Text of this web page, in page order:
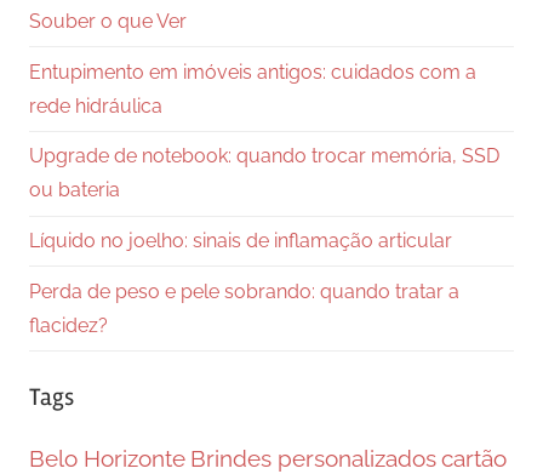
Souber o que Ver
Entupimento em imóveis antigos: cuidados com a
rede hidráulica
Upgrade de notebook: quando trocar memória, SSD
ou bateria
Líquido no joelho: sinais de inflamação articular
Perda de peso e pele sobrando: quando tratar a
flacidez?
Tags
Belo Horizonte Brindes personalizadoscartão